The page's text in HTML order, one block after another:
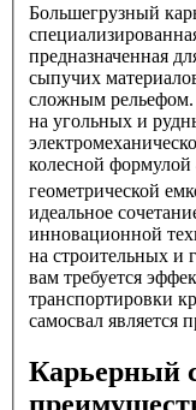
Большегрузный
предназначенная
сыпучих
сложным рельефом.
на угольных и
колесной формулой
геометрической
идеальное
инновационной
на строительных
вам требуется
транспортировки
самосвал является
Карьерный